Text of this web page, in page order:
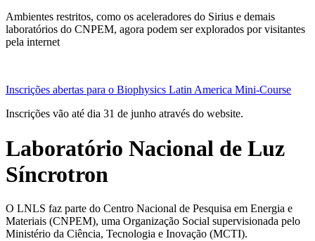
Ambientes restritos, como os aceleradores do Sirius e demais
laboratórios do CNPEM, agora podem ser explorados por visitantes
pela internet
Inscrições abertas para o Biophysics Latin America Mini-Course
Inscrições vão até dia 31 de junho através do website.
Laboratório Nacional de Luz
Síncrotron
O LNLS faz parte do Centro Nacional de Pesquisa em Energia e
Materiais (CNPEM), uma Organização Social supervisionada pelo
Ministério da Ciência, Tecnologia e Inovação (MCTI).